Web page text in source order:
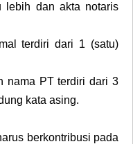
lebih dan akta notaris
terdiri dari 1 (satu)
nama PT terdiri dari 3
kata asing.
berkontribusi pada